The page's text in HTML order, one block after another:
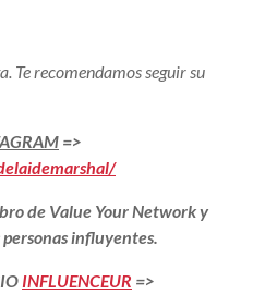
Te recomendamos seguir su
=>
de Value Your Network y
influyentes.
INFLUENCEUR =>